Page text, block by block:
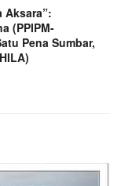
Aksara”:
(PPIPM-
Pena Sumbar,